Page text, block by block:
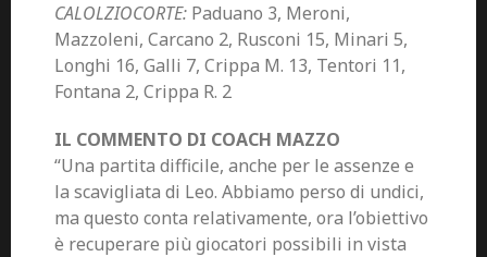
CALOLZIOCORTE: Paduano 3, Meroni,
Mazzoleni, Carcano 2, Rusconi 15, Minari 5,
Longhi 16, Galli 7, Crippa M. 13, Tentori 11,
Fontana 2, Crippa R. 2
IL COMMENTO DI COACH MAZZO
“Una partita difficile, anche per le assenze e
la scavigliata di Leo. Abbiamo perso di undici,
ma questo conta relativamente, ora l’obiettivo
è recuperare più giocatori possibili in vista